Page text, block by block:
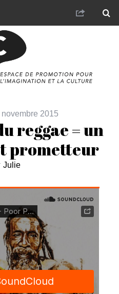
novembre 2015
reggae = un
prometteur
Julie